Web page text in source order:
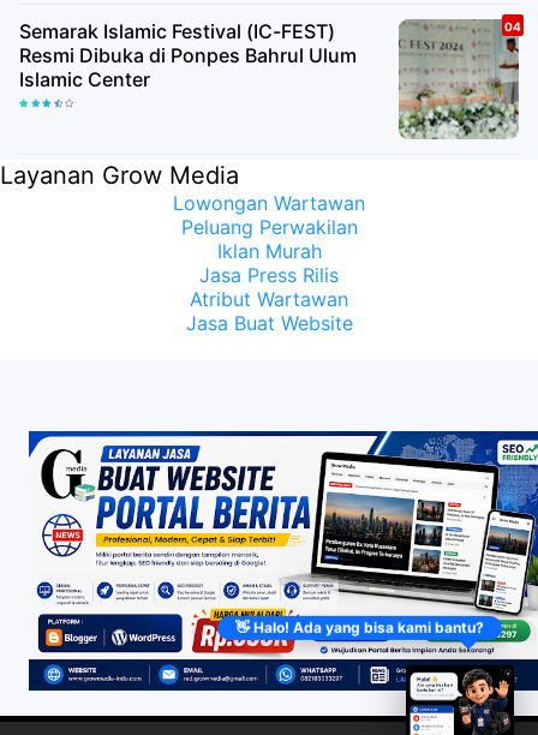
Semarak Islamic Festival (IC-FEST)
Resmi Dibuka di Ponpes Bahrul Ulum
Islamic Center
Layanan Grow Media
Lowongan Wartawan
Peluang Perwakilan
Iklan Murah
Jasa Press Rilis
Atribut Wartawan
Jasa Buat Website
👋 Halo! Ada yang bisa kami bantu?